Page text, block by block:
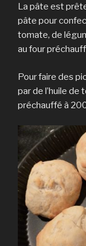
La pâte est
pâte pour
tomate, de
au four
Pour faire des
par de l’huile de
préchauffé à